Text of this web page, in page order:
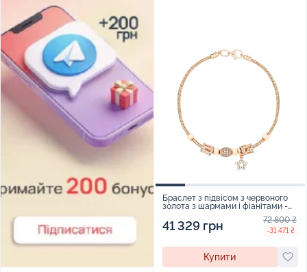
Браслет з підвісом з червоного
золота з шармами і фіанітами -
41 329 грн 72 800 ₴
-31 471 ₴
Купити